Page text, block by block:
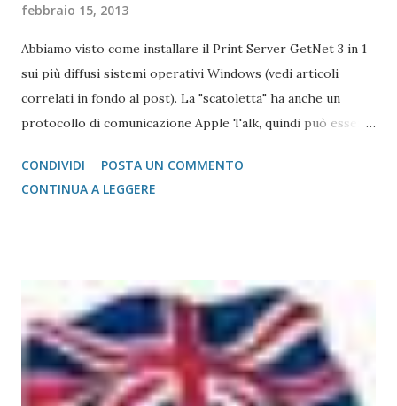
febbraio 15, 2013
Abbiamo visto come installare il Print Server GetNet 3 in 1
sui più diffusi sistemi operativi Windows (vedi articoli
correlati in fondo al post). La "scatoletta" ha anche un
protocollo di comunicazione Apple Talk, quindi può essere
gestione post script integrata (quasi tutte le stampanti
salvo quelle del gruppo Ricoh che hanno bisogno di un
non è necessario scegliere tra moltissimi modelli, ma si
gestisce in modo più semplice. Purtroppo sul Mac non è
possibile (allo stato attuale) collegare print server di tipo
TP-Link, ovvero replicatori di porta USB su Lan, in quanto
non esiste un driver adatto. Detto questo, consideriamo la
CONDIVIDI
POSTA UN COMMENTO
CONTINUA A LEGGERE